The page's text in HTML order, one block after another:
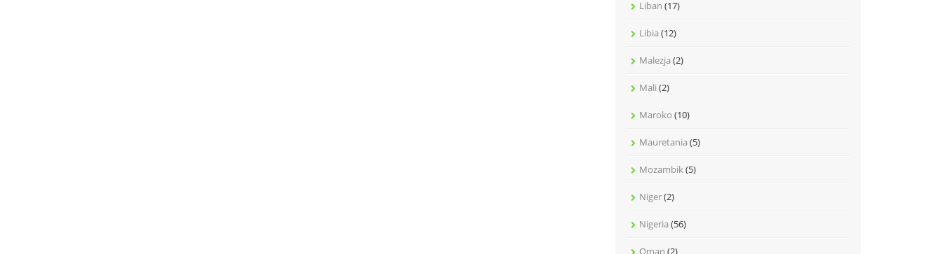
Liban (17)
Libia (12)
Malezja (2)
Mali (2)
Maroko (10)
Mauretania (5)
Mozambik(5)
Niger(2)
Nigeria (56)
Oman (2)